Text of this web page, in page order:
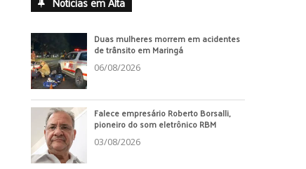
Duas mulheres morrem em acidentes
de trânsito em Maringá
06/08/2026
Falece empresário Roberto Borsalli,
pioneiro do som eletrônico RBM
03/08/2026